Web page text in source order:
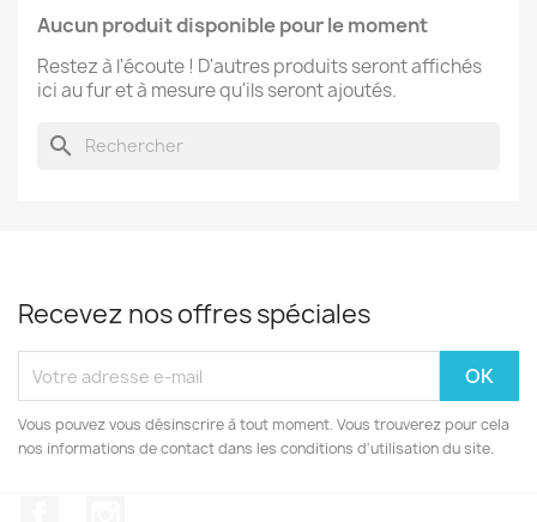
Aucun produit disponible pour le moment
Restez à l'écoute ! D'autres produits seront affichés
ici au fur et à mesure qu'ils seront ajoutés.
search
Recevez nos offres spéciales
Vous pouvez vous désinscrire à tout moment. Vous trouverez pour cela
nos informations de contact dans les conditions d'utilisation du site.